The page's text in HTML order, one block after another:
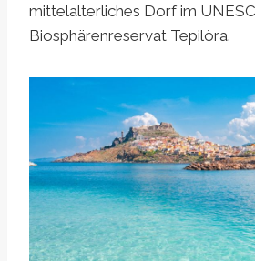
mittelalterliches Dorf im
Biosphärenreservat Tepilòra.